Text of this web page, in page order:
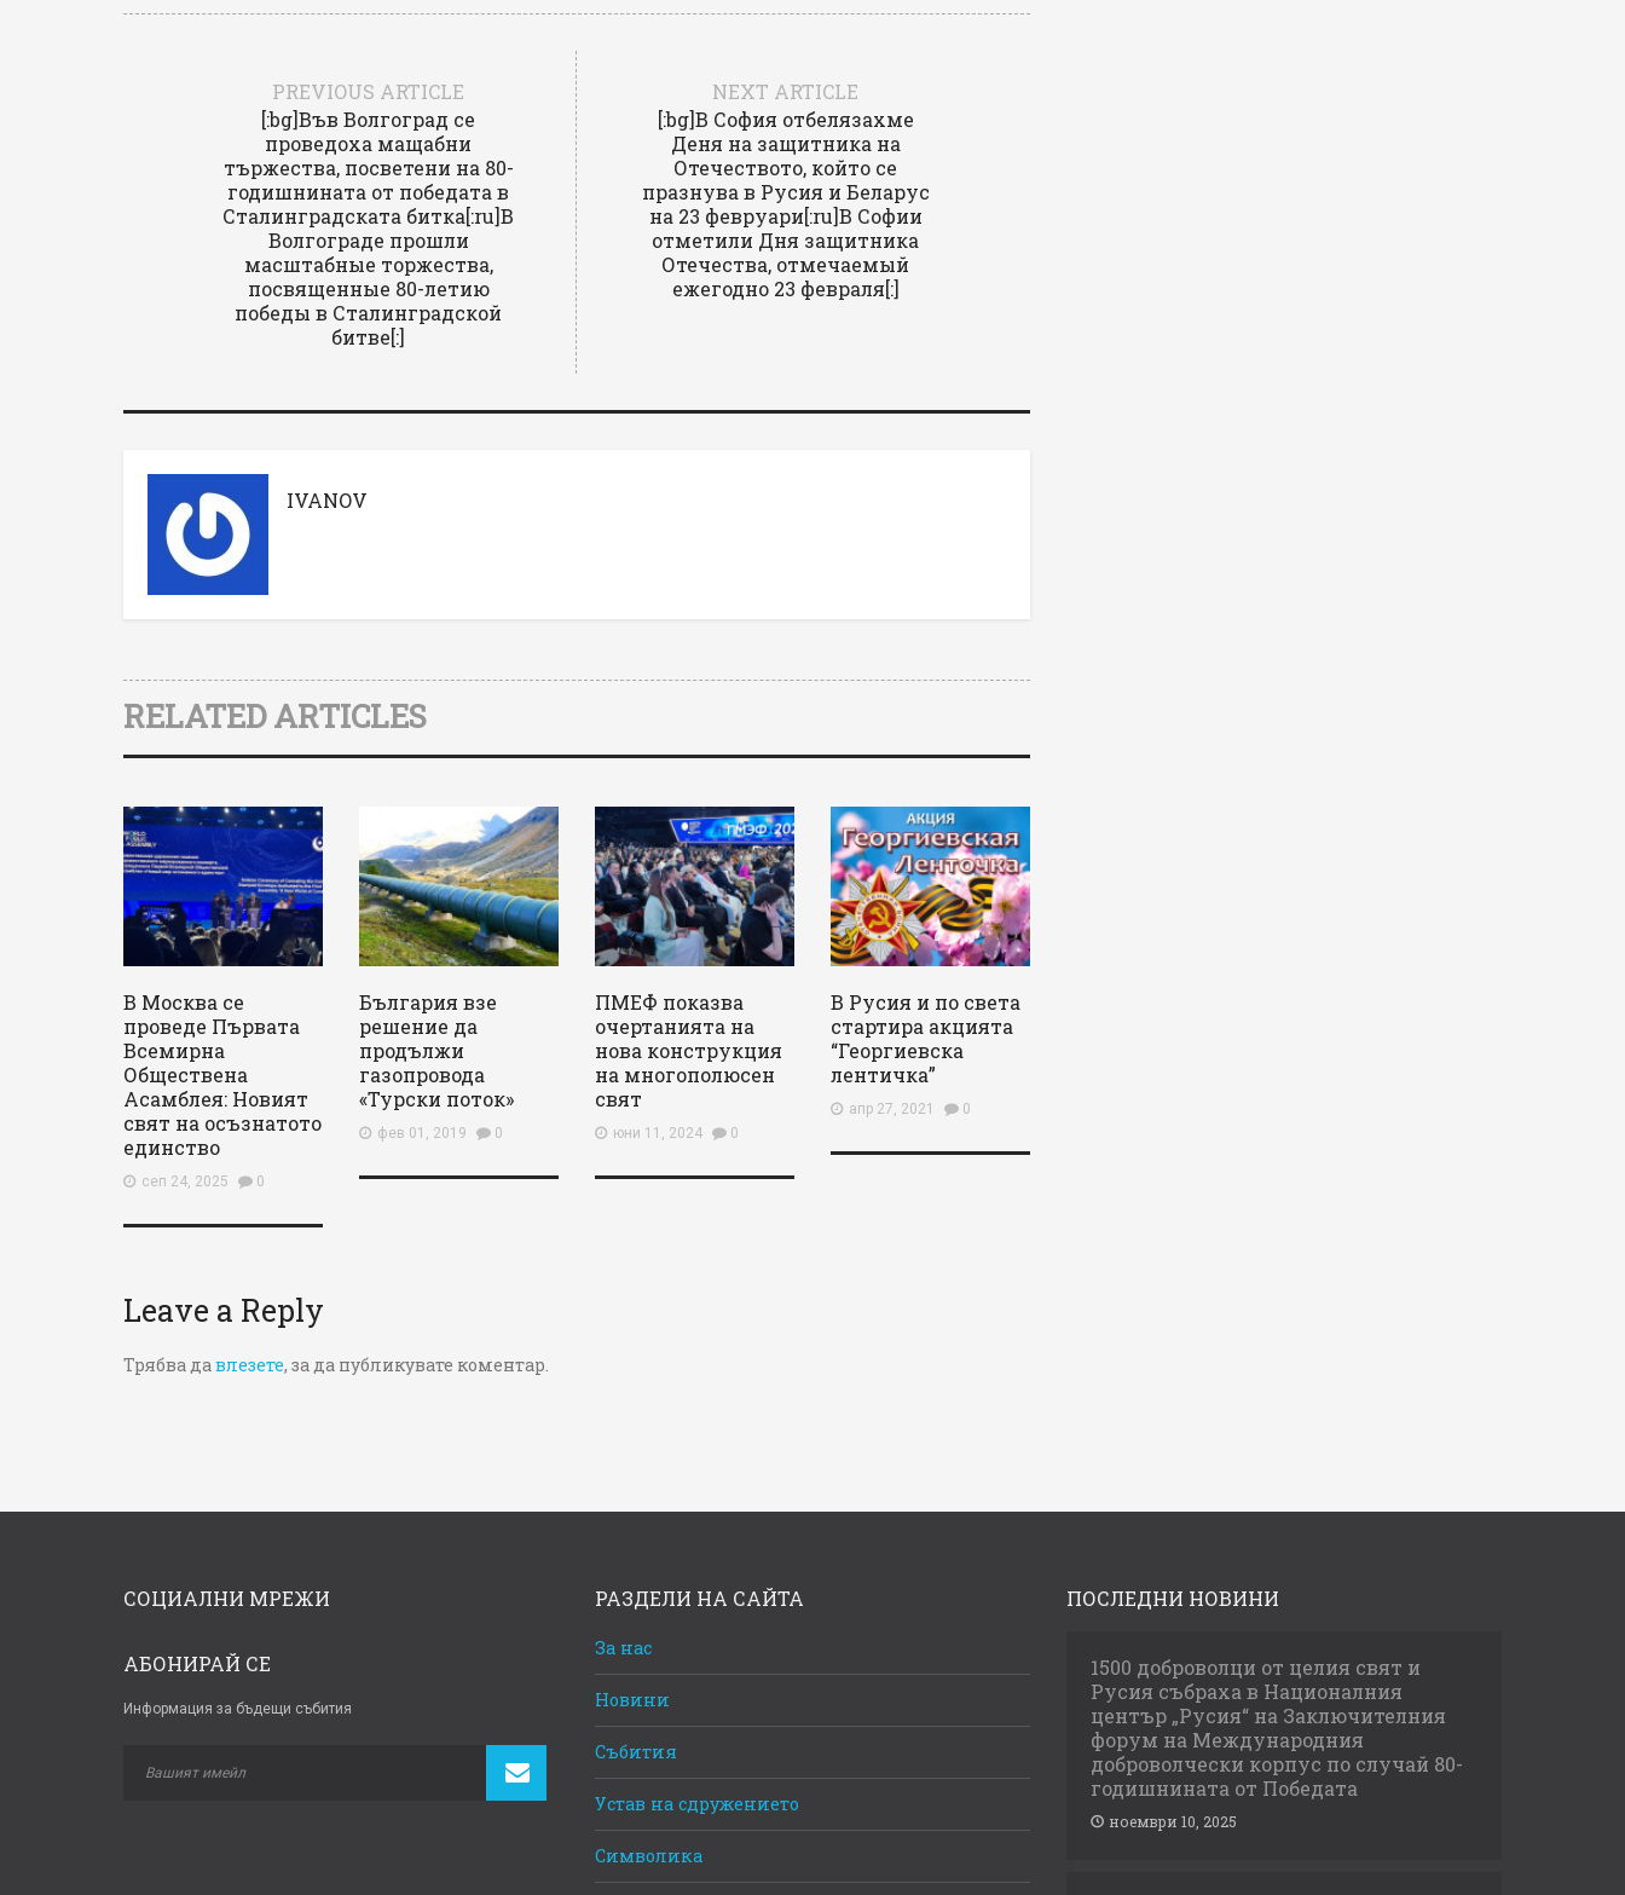
PREVIOUS ARTICLE
[:bg]Във Волгоград се
проведоха мащабни
тържества, посветени на 80-
годишнината от победата в
Сталинградската битка[:ru]В
Волгограде прошли
масштабные торжества,
посвященные 80-летию
победы в Сталинградской
битве[:]
NEXT ARTICLE
[:bg]В София отбелязахме
Деня на защитника на
Отечеството, който се
празнува в Русия и Беларус
на 23 февруари[:ru]В Софии
отметили Дня защитника
Отечества, отмечаемый
ежегодно 23 февраля[:]
IVANOV
RELATED ARTICLES
В Москва се
проведе Първата
Всемирна
Обществена
Асамблея: Новият
свят на осъзнатото
единство
сеп 24, 2025 0
България взе
решение да
продължи
газопровода
«Турски поток»
фев 01, 2019 0
ПМЕФ показва
очертанията на
нова конструкция
на многополюсен
свят
юни 11, 2024 0
В Русия и по света
стартира акцията
“Георгиевска
лентичка”
апр 27, 2021 0
Leave a Reply
Трябва давлезете, за да публикувате коментар.
СОЦИАЛНИ МРЕЖИ
АБОНИРАЙ СЕ
Информация за бъдещи събития
РАЗДЕЛИ НА САЙТА
За нас
Новини
Събития
Устав на сдружението
Символика
ПОСЛЕДНИ НОВИНИ
1500 доброволци от целия свят и
Русия събраха в Националния
център „Русия“ на Заключителния
форум на Международния
доброволчески корпус по случай 80-
годишнината от Победата
ноември 10, 2025